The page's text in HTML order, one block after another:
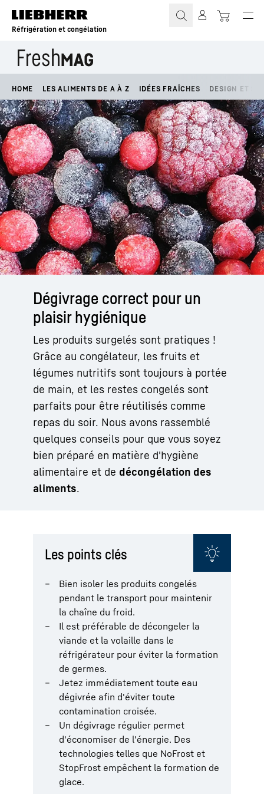
Réfrigération et congélation
HOME LES ALIMENTS DE A À Z IDÉES FRAÎCHES DESIGN ET
Dégivrage correct pour un
plaisir hygiénique
Les produits surgelés sont pratiques !
Grâce au congélateur, les fruits et
légumes nutritifs sont toujours à portée
de main, et les restes congelés sont
parfaits pour être réutilisés comme
repas du soir. Nous avons rassemblé
quelques conseils pour que vous soyez
bien préparé en matière d'hygiène
alimentaire et de décongélation des
aliments.
Les points clés
Bien isoler les produits congelés
pendant le transport pour maintenir
la chaîne du froid.
Il est préférable de décongeler la
viande et la volaille dans le
réfrigérateur pour éviter la formation
de germes.
Jetez immédiatement toute eau
dégivrée afin d'éviter toute
contamination croisée.
Un dégivrage régulier permet
d'économiser de l'énergie. Des
technologies telles que NoFrost et
StopFrost empêchent la formation de
glace.